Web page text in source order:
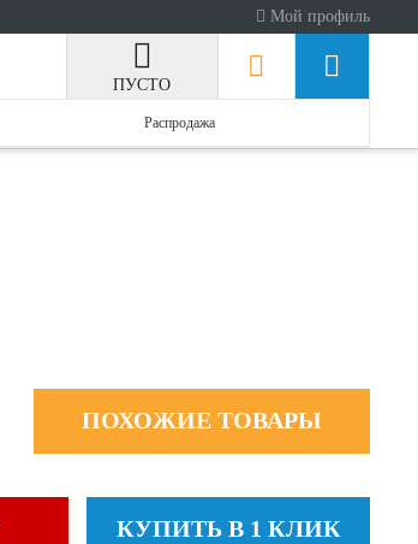
Мой профиль
ПУСТО
Распродажа
ПОХОЖИЕ ТОВАРЫ
КУПИТЬ В 1 КЛИК